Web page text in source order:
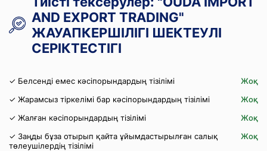
AND EXPORT ТRADING"
ЖАУАПКЕРШІЛІГІ ШЕКТЕУЛІ
СЕРІКТЕСТІГІ
✓ Белсенді емес кәсіпорындардың тізілімі
Жоқ
✓ Жарамсыз тіркелімі бар кәсіпорындардың тізілімі
Жоқ
✓ Жалған кәсіпорындардың тізілімі
Жоқ
✓ Заңды бұза отырып қайта ұйымдастырылған салық
төлеушілердің тізілімі
Жоқ